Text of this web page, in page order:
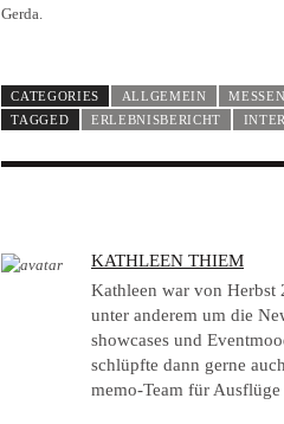
Gerda.
CATEGORIES ALLGEMEIN MESSEN
TAGGED
ERLEBNISBERICHT
A
U
T
H
O
R
KATHLEEN THIEM
Kathleen war von Herbst
unter anderem um die
showcases und
schlüpfte dann gerne
memo-Team für Ausflüge